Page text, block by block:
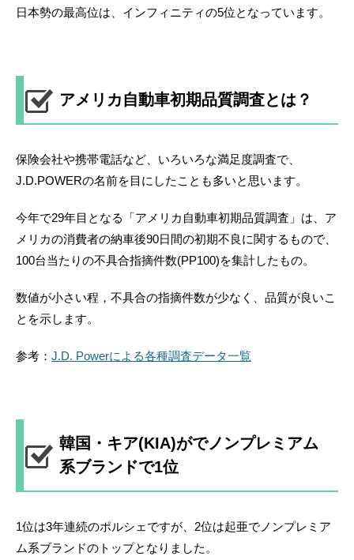
日本勢の最高位は、インフィニティの5位となっています。
アメリカ自動車初期品質調査とは？
保険会社や携帯電話など、いろいろな満足度調査で、
J.D.POWERの名前を目にしたことも多いと思います。
今年で29年目となる「アメリカ自動車初期品質調査」は、ア
メリカの消費者の納車後90日間の初期不良に関するもので、
100台当たりの不具合指摘件数(PP100)を集計したもの。
数値が小さい程，不具合の指摘件数が少なく、品質が良いこ
とを示します。
参考： J.D. Powerによる各種調査データ一覧
韓国・キア(KIA)がでノンプレミアム
系ブランドで1位
1位は3年連続のポルシェですが、2位は起亜でノンプレミア
ム系ブランドのトップとなりました。